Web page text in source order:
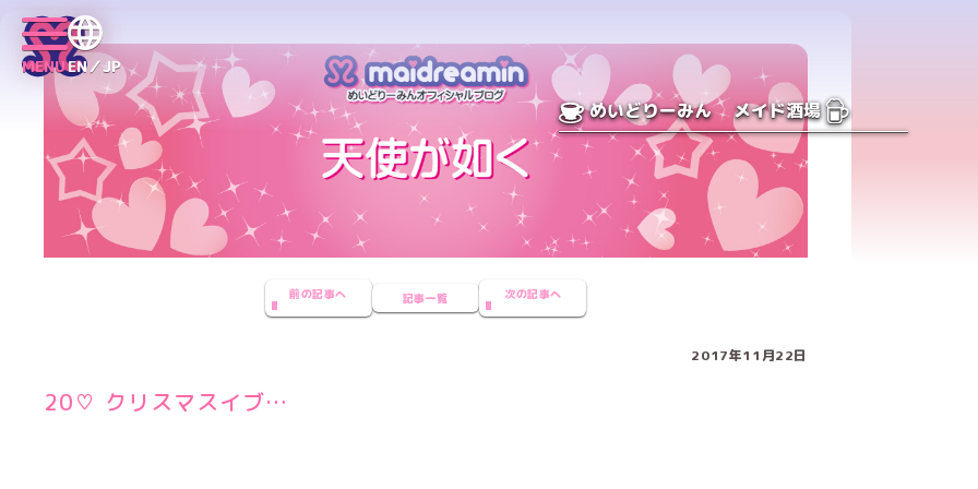
MENUEN／JP
めいどりーみん メイド酒場
前の記事へ 記事一覧 次の記事へ
2017年11月22日
20♡ クリスマスイブ…